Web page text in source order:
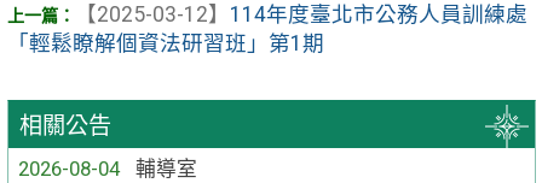
相關公告
2026-08-04
輔導室
【2025-03-12】 114年度臺北市公務人員訓練處
「輕鬆瞭解個資法研習班」第1期